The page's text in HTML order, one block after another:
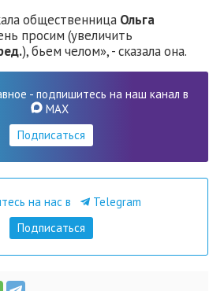
общественница Ольга
просим (увеличить
), бьем челом», - сказала она.
- подпишитесь на наш канал в
MAX
Подписаться
на нас в
Telegram
Подписаться